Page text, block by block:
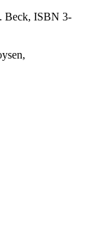
Beck, ISBN 3-